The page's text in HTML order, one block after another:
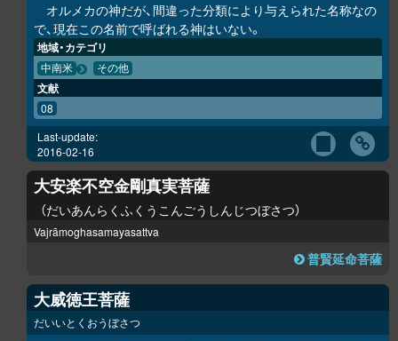
オルメカの神だが、間違った分類により与えられた名称なの
で、現在この名前で呼ばれる神はいない。
地域・カテゴリ
中南米 その他
文献
08
Last-update:
2016-02-16
大安楽不空金剛真実菩薩
だいあんらくふくうこんごうしんじつぼさつ
Vajrāmoghasamayasattva
普賢延命菩薩
大威徳王菩薩
だいいとくおうぼさつ